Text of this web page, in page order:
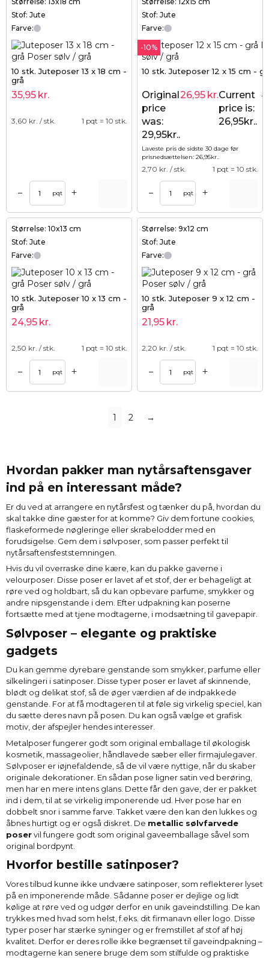
Stof: Jute
Farve:
10 stk. Juteposer 13 x 18 cm -
grå
35,95 kr.
3,60 kr. / stk. 1 pqt = 10 stk.
– pqt +
Stof: Jute
Farve:
-10%
10 stk. Juteposer 12 x 15 cm -
Original
price
was:
29,95kr..
26,95 kr.Current
price is:
26,95kr..
Laveste pris de sidste 30 dage før
prisnedsættelsen:26,95kr..
2,70 kr. / stk. 1 pqt = 10 stk.
– pqt +
Størrelse: 10x13 cm
Stof: Jute
Farve:
10 stk. Juteposer 10 x 13 cm -
grå
24,95 kr.
2,50 kr. / stk. 1 pqt = 10 stk.
– pqt +
Størrelse: 9x12 cm
Stof: Jute
Farve:
10 stk. Juteposer 9 x 12 cm -
grå
21,95 kr.
2,20 kr. / stk. 1 pqt = 10 stk.
– pqt +
1 2 →
Hvordan pakker man nytårsaftensgaver
ind på en interessant måde?
Er du ved at arrangere en nytårsfest og tænker du på, hvordan du
skal takke dine gæster for at komme? Giv dem fortune cookies,
flaskeformede nøgleringe eller skrabelodder med en
forudsigelse. Gem dem i sølvposer, som passer perfekt til
nytårsaftensfeststemningen.
Hvis du vil overraske dine kære, kan du pakke gaverne i
velourposer. Disse poser er lavet af et stof, der er behageligt at
røre ved og holdbart, så du kan opbevare parfume, smykker og
andre nipsgenstande i dem. Efter udpakning kan poserne
fortsætte med at tjene modtagerne, i modsætning til gavepapir.
Sølvposer – elegante og praktiske
gadgets
Du kan gemme dyrebare genstande som smykker, parfume eller
silkelingeri i satinposer. Disse typer poser er lavet af skinnende,
blødt og delikat stof, så de øger værdien af de indpakkede
genstande. For at få modtageren til at føle sig virkelig speciel, kan
du sætte deres navn på posen. Du kan også vælge et grafisk
motiv, der afspejler hendes interesser.
Metalposer fungerer godt som original emballage til økologisk
kosmetik, massageolier, håndlavede sæber eller firmajulegaver.
Sølvposer er iøjnefaldende, så de vil være nyttige, når du skaber
originale dekorationer. En sådan pose ligner satin ved berøring,
men har en mere intens glans. Dette får den gave, der er pakket
ind i dem, til at se virkelig imponerende ud. Hver pose har en
dobbelt snor i samme farve. Takket være den kan den lukkes og
åbnes hurtigt og er også diskret. De metallic sølvfarvede
poservil fungere godt som original gaveemballage såvel som
original bordpynt.
Hvorfor bestille satinposer?
Vores tilbud kunne ikke undvære satinposer, som reflekterer lyset
på en imponerende måde. Sådanne poser er dejlige og lidt
kølige at røre ved og udgør derfor en unik gaveindstilling. De kan
trykkes med hvad som helst, f.eks. dit firmanavn eller logo. Disse
typer poser har stærke syninger og er fremstillet af stof af høj
kvalitet. Derfor er deres rolle ikke begrænset til gaveindpakning –
modtagerne kan senere bruge dem som stilfulde og praktiske